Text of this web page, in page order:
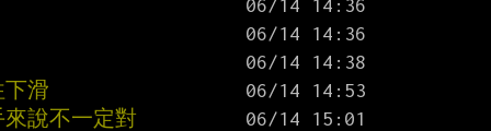
滑
說不一定對